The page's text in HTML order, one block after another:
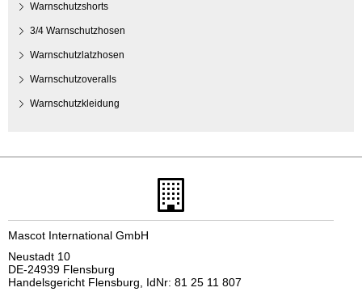
Warnschutzshorts
3/4 Warnschutzhosen
Warnschutzlatzhosen
Warnschutzoveralls
Warnschutzkleidung
Mascot International GmbH
Neustadt 10
DE-24939 Flensburg
Handelsgericht Flensburg, IdNr: 81 25 11 807